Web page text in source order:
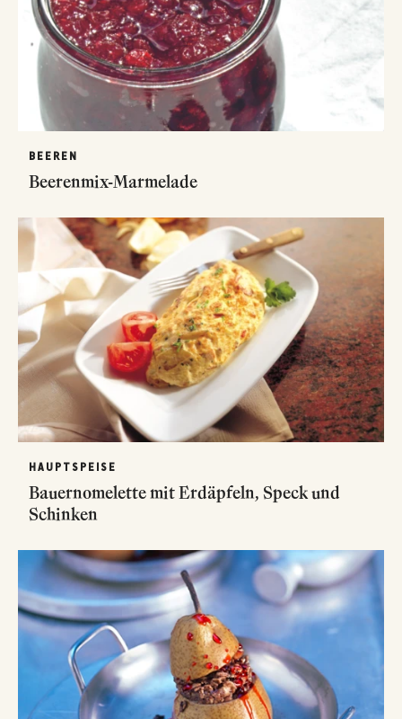
BEEREN
Beerenmix-Marmelade
HAUPTSPEISE
Bauernomelette mit Erdäpfeln, Speck und
Schinken